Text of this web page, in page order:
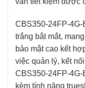
CBS350-24FP-4G-
trắng bắt mắt,
bảo mật cao kết
việc quản lý, kết
CBS350-24FP-4G-
kèm tính năng